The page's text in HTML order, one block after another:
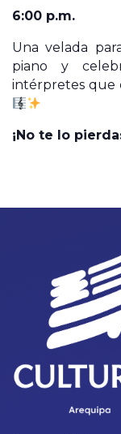
6:00 p.m.
Una velada
piano y
intérpretes que
¡No te lo